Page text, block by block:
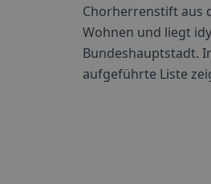
Chorherrenstift aus
Wohnen und liegt
Bundeshauptstadt.
aufgeführte Liste